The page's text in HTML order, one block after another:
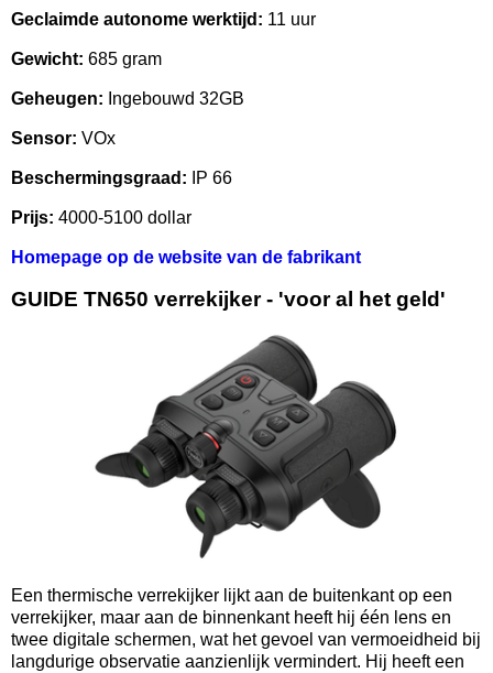
Geclaimde autonome werktijd: 11 uur
Gewicht: 685 gram
Geheugen: Ingebouwd 32GB
Sensor: VOx
Beschermingsgraad: IP 66
Prijs: 4000-5100 dollar
Homepage op de website van de fabrikant
GUIDE TN650 verrekijker - 'voor al het geld'
Een thermische verrekijker lijkt aan de buitenkant op een
verrekijker, maar aan de binnenkant heeft hij één lens en
twee digitale schermen, wat het gevoel van vermoeidheid bij
langdurige observatie aanzienlijk vermindert. Hij heeft een